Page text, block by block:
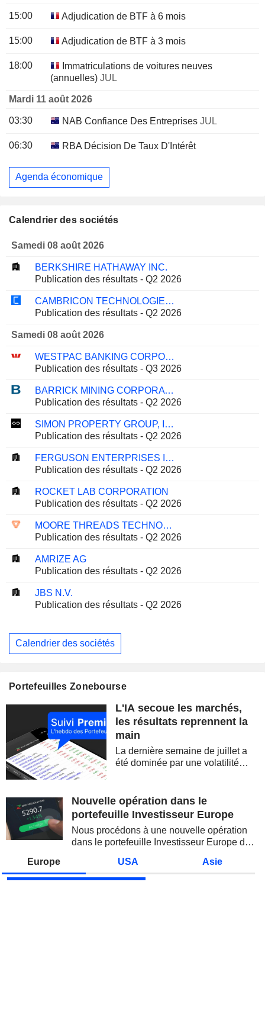
15:00 Adjudication de BTF à 6 mois
15:00 Adjudication de BTF à 3 mois
18:00
Immatriculations de voitures neuves
(annuelles) JUL
Mardi 11 août 2026
03:30 NAB Confiance Des Entreprises JUL
06:30 RBA Décision De Taux D'Intérêt
Agenda économique
Calendrier des sociétés
Samedi 08 août 2026
BERKSHIRE HATHAWAY INC.
Publication des résultats - Q2 2026
CAMBRICON TECHNOLOGIES CORPORATION LIMITED
Publication des résultats - Q2 2026
Samedi 08 août 2026
WESTPAC BANKING CORPORATION
Publication des résultats - Q3 2026
BARRICK MINING CORPORATION
Publication des résultats - Q2 2026
SIMON PROPERTY GROUP, INC.
Publication des résultats - Q2 2026
FERGUSON ENTERPRISES INC.
Publication des résultats - Q2 2026
ROCKET LAB CORPORATION
Publication des résultats - Q2 2026
MOORE THREADS TECHNOLOGY CO., LTD.
Publication des résultats - Q2 2026
AMRIZE AG
Publication des résultats - Q2 2026
JBS N.V.
Publication des résultats - Q2 2026
Calendrier des sociétés
Portefeuilles Zonebourse
L'IA secoue les marchés,
les résultats reprennent la
main
La dernière semaine de juillet a
été dominée par une volatilité
semi-conducteurs. Les
inquiétudes sur la soutenabilité
Nouvelle opération dans le
portefeuille Investisseur Europe
Nous procédons à une nouvelle opération
dans le portefeuille Investisseur Europe de
Europe USA Asie